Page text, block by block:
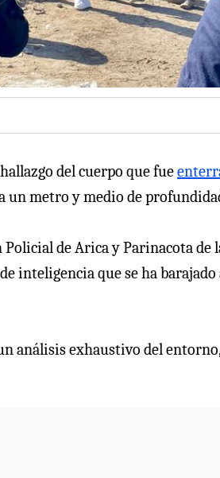
del cuerpo que fue
un metro y medio de
de Arica y Parinacota de
inteligencia que se ha
análisis exhaustivo del